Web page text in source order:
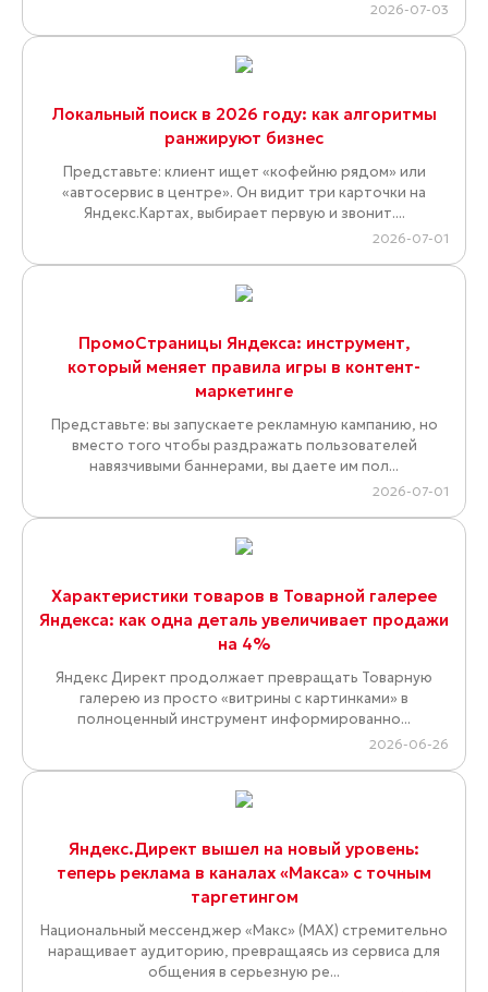
2026-07-03
Локальный поиск в 2026 году: как алгоритмы
ранжируют бизнес
Представьте: клиент ищет «кофейню рядом» или
«автосервис в центре». Он видит три карточки на
Яндекс.Картах, выбирает первую и звонит....
2026-07-01
ПромоСтраницы Яндекса: инструмент,
который меняет правила игры в контент-
маркетинге
Представьте: вы запускаете рекламную кампанию, но
вместо того чтобы раздражать пользователей
навязчивыми баннерами, вы даете им пол...
2026-07-01
Характеристики товаров в Товарной галерее
Яндекса: как одна деталь увеличивает продажи
на 4%
Яндекс Директ продолжает превращать Товарную
галерею из просто «витрины с картинками» в
полноценный инструмент информированно...
2026-06-26
Яндекс.Директ вышел на новый уровень:
теперь реклама в каналах «Макса» с точным
таргетингом
Национальный мессенджер «Макс» (MAX) стремительно
наращивает аудиторию, превращаясь из сервиса для
общения в серьезную ре...